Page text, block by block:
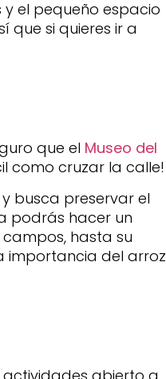
el pequeño espacio
que si quieres ir a
que el Museo del
como cruzar la calle!
busca preservar el
podrás hacer un
hasta su
importancia del arroz